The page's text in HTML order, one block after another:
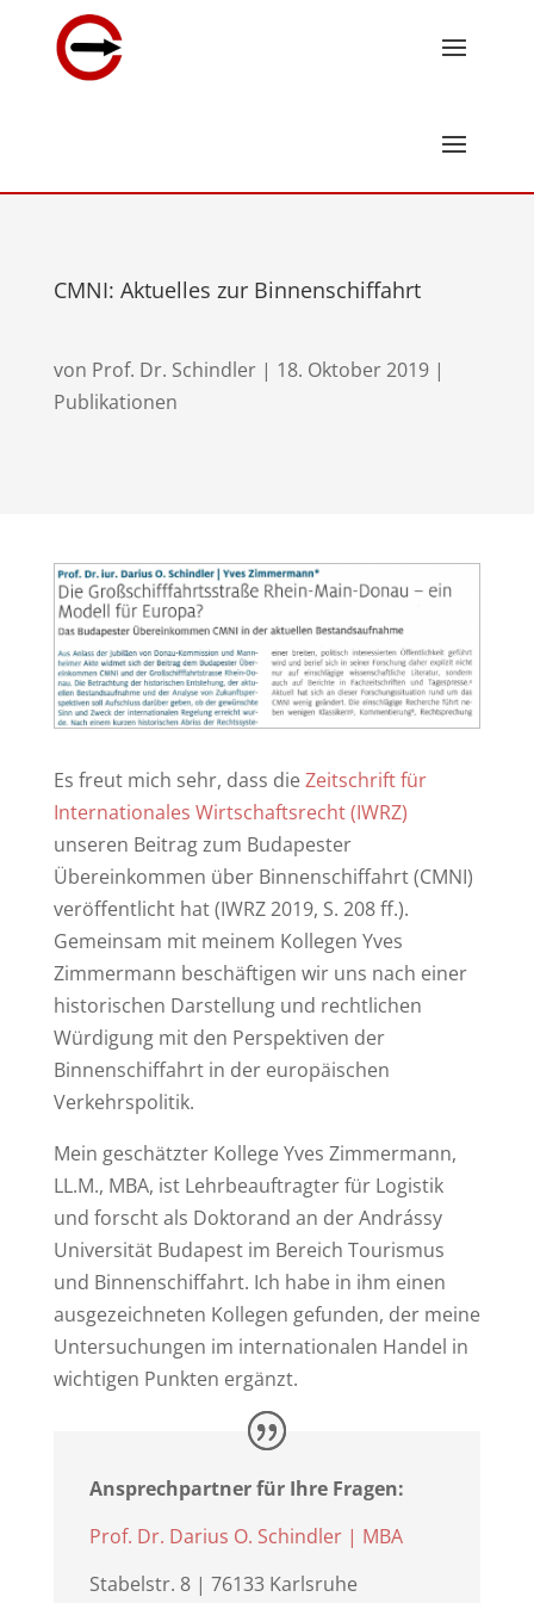
CMNI: Aktuelles zur Binnenschiffahrt
von Prof. Dr. Schindler| 18. Oktober 2019|
Publikationen
Es freut mich sehr, dass dieZeitschrift für
Internationales Wirtschaftsrecht (IWRZ)
unseren Beitrag zum Budapester
Übereinkommen über Binnenschiffahrt (CMNI)
veröffentlicht hat (IWRZ 2019, S. 208 ff.).
Gemeinsam mit meinem Kollegen Yves
Zimmermann beschäftigen wir uns nach einer
historischen Darstellung und rechtlichen
Würdigung mit den Perspektiven der
Binnenschiffahrt in der europäischen
Verkehrspolitik.
Mein geschätzter Kollege Yves Zimmermann,
LL.M., MBA, ist Lehrbeauftragter für Logistik
und forscht als Doktorand an der Andrássy
Universität Budapest im Bereich Tourismus
und Binnenschiffahrt. Ich habe in ihm einen
ausgezeichneten Kollegen gefunden, der meine
Untersuchungen im internationalen Handel in
wichtigen Punkten ergänzt.
Ansprechpartner für Ihre Fragen:
Prof. Dr. Darius O. Schindler | MBA
Stabelstr. 8 | 76133 Karlsruhe